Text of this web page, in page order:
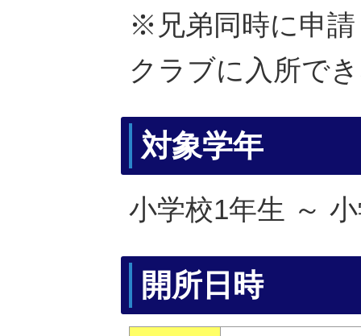
※兄弟同時に申
クラブに入所で
対象学年
小学校1年生 ～
開所日時